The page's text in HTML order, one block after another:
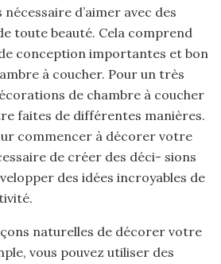
nécessaire d’aimer avec des
toute beauté. Cela comprend
conception importantes et bon
à coucher. Pour un très
de chambre à coucher
faites de différentes manières.
commencer à décorer votre
de créer des déci- sions
des idées incroyables de
naturelles de décorer votre
vous pouvez utiliser des